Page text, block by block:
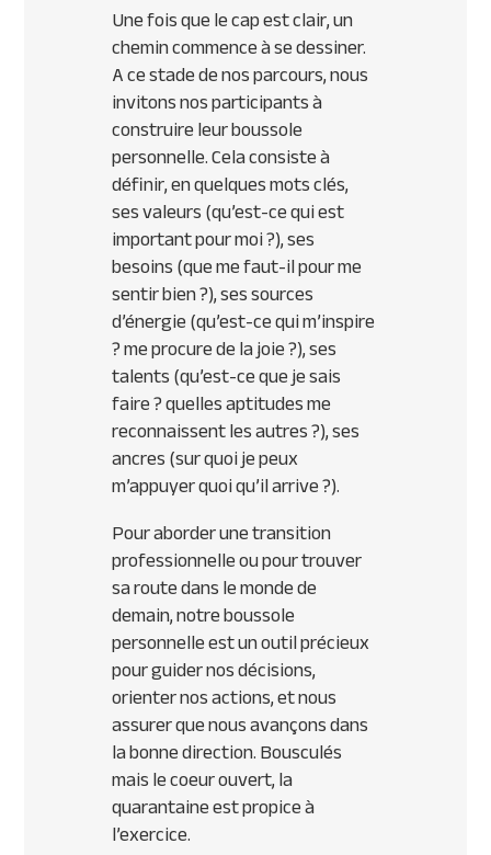
Une fois que le cap est clair, un
chemin commence à se dessiner.
A ce stade de nos parcours, nous
invitons nos participants à
construire leur boussole
personnelle. Cela consiste à
définir, en quelques mots clés,
ses valeurs (qu’est-ce qui est
important pour moi ?), ses
besoins (que me faut-il pour me
sentir bien ?), ses sources
d’énergie (qu’est-ce qui m’inspire
? me procure de la joie ?), ses
talents (qu’est-ce que je sais
faire ? quelles aptitudes me
reconnaissent les autres ?), ses
ancres (sur quoi je peux
m’appuyer quoi qu’il arrive ?).
Pour aborder une transition
professionnelle ou pour trouver
sa route dans le monde de
demain, notre boussole
personnelle est un outil précieux
pour guider nos décisions,
orienter nos actions, et nous
assurer que nous avançons dans
la bonne direction. Bousculés
mais le coeur ouvert, la
quarantaine est propice à
l’exercice.